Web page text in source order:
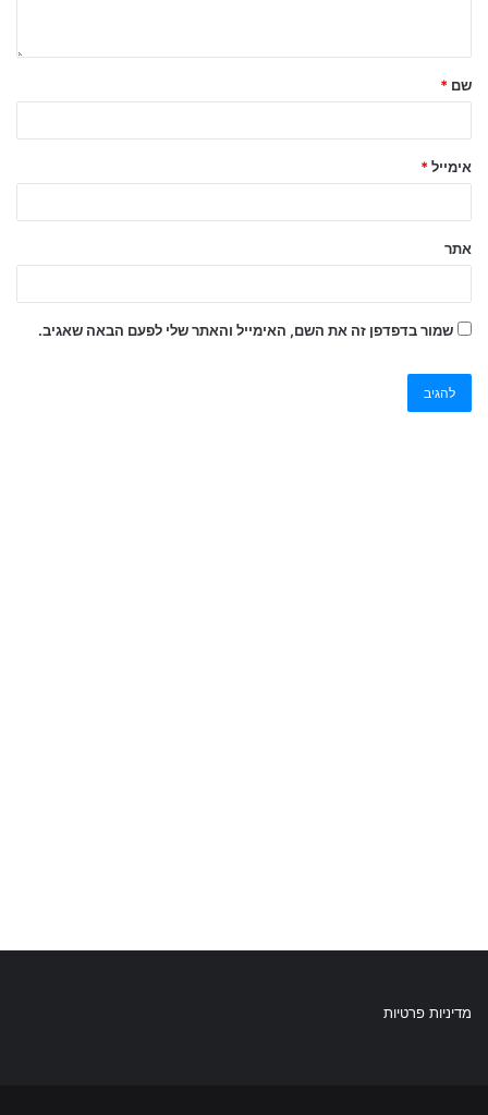
שם *
אימייל *
אתר
שמור בדפדפן זה את השם, האימייל והאתר שלי לפעם הבאה שאגיב.
מדיניות פרטיות